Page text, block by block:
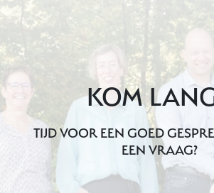
KOM
TIJD VOOR EEN GOED
EEN VRAAG?